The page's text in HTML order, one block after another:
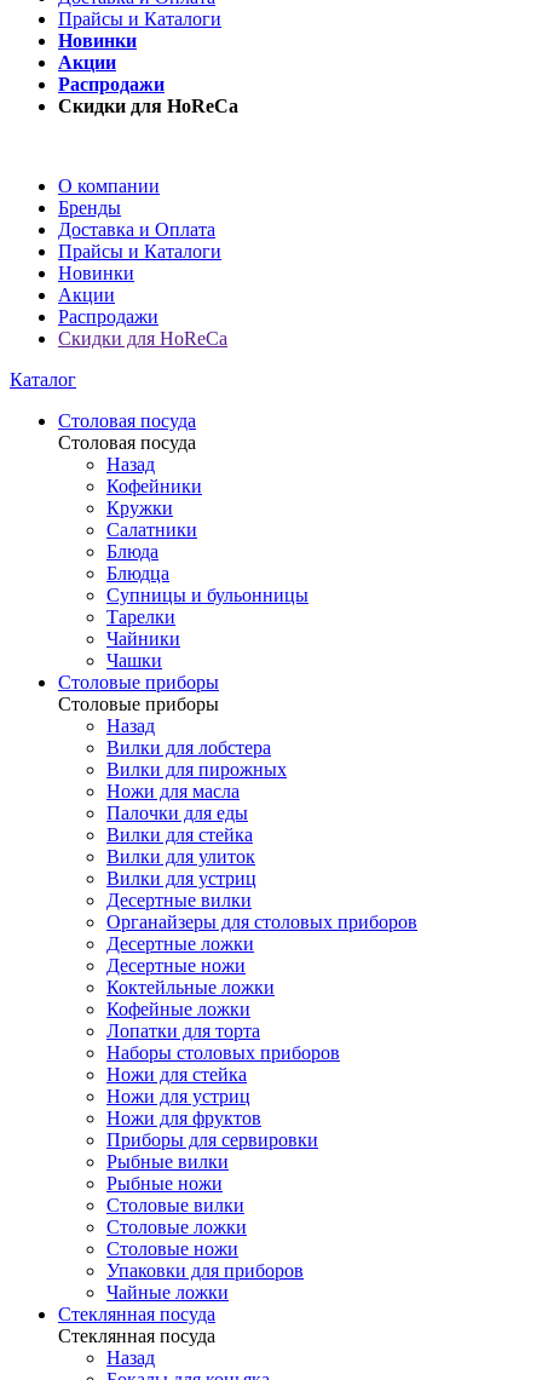
Прайсы и Каталоги
Новинки
Акции
Распродажи
Скидки для HoReCa
О компании
Бренды
Доставка и Оплата
Прайсы и Каталоги
Новинки
Акции
Распродажи
Скидки для HoReCa
Каталог
Столовая посуда
Столовая посуда
Назад
Кофейники
Кружки
Салатники
Блюда
Блюдца
Супницы и бульонницы
Тарелки
Чайники
Чашки
Cтоловые приборы
Cтоловые приборы
Назад
Вилки для лобстера
Вилки для пирожных
Ножи для масла
Палочки для еды
Вилки для стейка
Вилки для улиток
Вилки для устриц
Десертные вилки
Органайзеры для столовых приборов
Десертные ложки
Десертные ножи
Коктейльные ложки
Кофейные ложки
Лопатки для торта
Наборы столовых приборов
Ножи для стейка
Ножи для устриц
Ножи для фруктов
Приборы для сервировки
Рыбные вилки
Рыбные ножи
Столовые вилки
Столовые ложки
Столовые ножи
Упаковки для приборов
Чайные ложки
Стеклянная посуда
Стеклянная посуда
Назад